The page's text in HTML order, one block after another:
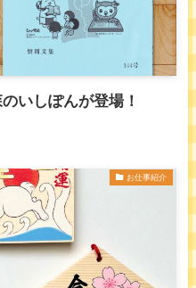
いしぽんが登場！
お仕事紹介